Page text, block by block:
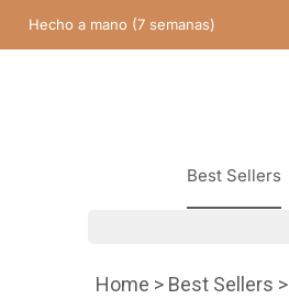
Hecho a mano (7 semanas)
Best Sellers
Home > Best Sellers >